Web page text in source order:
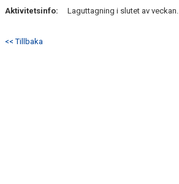
Aktivitetsinfo:
Laguttagning i slutet av veckan.
<< Tillbaka